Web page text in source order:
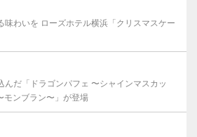
味わいを ローズホテル横浜「クリスマスケー
んだ「ドラゴンパフェ 〜シャインマスカッ
モンブラン〜」が登場